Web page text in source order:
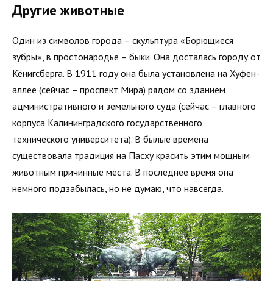
Другие животные
Один из символов города – скульптура «Борющиеся
зубры», в простонародье – быки. Она досталась городу от
Кёнигсберга. В 1911 году она была установлена на Хуфен-
аллее (сейчас – проспект Мира) рядом со зданием
административного и земельного суда (сейчас – главного
корпуса Калининградского государственного
технического университета). В былые времена
существовала традиция на Пасху красить этим мощным
животным причинные места. В последнее время она
немного подзабылась, но не думаю, что навсегда.